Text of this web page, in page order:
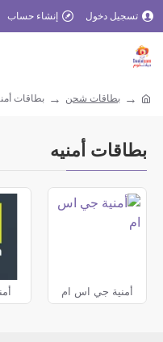
تسجيل دخول إنشاء حساب
بطاقات شحن بطاقات
بطاقات أمنيه
أمنية جي اس ام